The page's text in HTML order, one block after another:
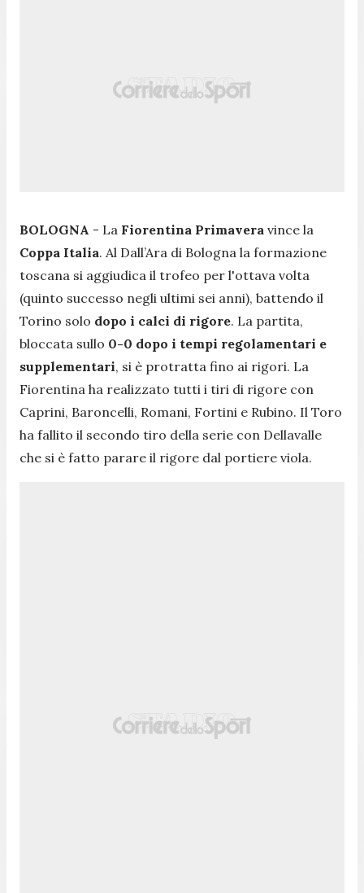
BOLOGNA - La Fiorentina Primavera vince la
Coppa Italia. Al Dall’Ara di Bologna la formazione
toscana si aggiudica il trofeo per l'ottava volta
(quinto successo negli ultimi sei anni), battendo il
Torino solo dopo i calci di rigore. La partita,
bloccata sullo 0-0 dopo i tempi regolamentari e
supplementari, si è protratta fino ai rigori. La
Fiorentina ha realizzato tutti i tiri di rigore con
Caprini, Baroncelli, Romani, Fortini e Rubino. Il Toro
ha fallito il secondo tiro della serie con Dellavalle
che si è fatto parare il rigore dal portiere viola.